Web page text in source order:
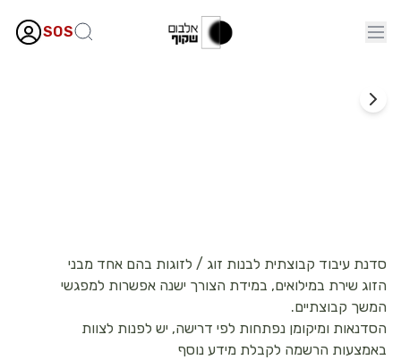
SOS
סדנת עיבוד קבוצתית לבנות זוג / לזוגות בהם אחד מבני
הזוג שירת במילואים, במידת הצורך ישנה אפשרות למפגשי
המשך קבוצתיים.
הסדנאות ומיקומן נפתחות לפי דרישה, יש לפנות לצוות
באמצעות הרשמה לקבלת מידע נוסף